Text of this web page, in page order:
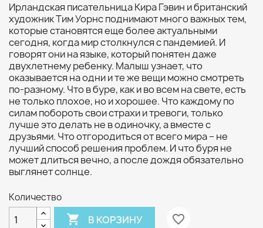
Ирландская писательница Кира Гэвин и британский
художник Тим Уорнс поднимают много важных тем,
которые становятся еще более актуальными
сегодня, когда мир столкнулся с пандемией. И
говорят они на языке, который понятен даже
двухлетнему ребенку. Малыш узнает, что
оказывается на одни и те же вещи можно смотреть
по-разному. Что в буре, как и во всем на свете, есть
не только плохое, но и хорошее. Что каждому по
силам побороть свои страхи и тревоги, только
лучше это делать не в одиночку, а вместе с
друзьями. Что отгородиться от всего мира – не
лучший способ решения проблем. И что буря не
может длиться вечно, а после дождя обязательно
выглянет солнце.
Количество
 В КОРЗИНУ favorite_border